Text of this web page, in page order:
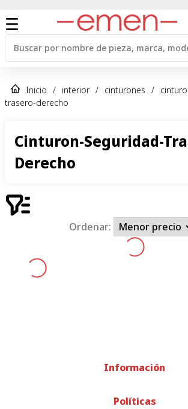
Inicio / interior / cinturones /
trasero-derecho
Cinturon-Seguridad-
Derecho
Ordenar:
Información
Políticas